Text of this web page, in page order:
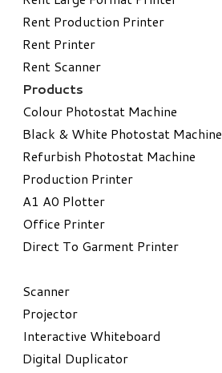
Rent Production Printer
Rent Printer
Rent Scanner
Products
Colour Photostat Machine
Black & White Photostat Machine
Refurbish Photostat Machine
​Production Printer
A1 A0 Plotter
​Office Printer
Direct To Garment Printer
​Scanner
Projector
Interactive Whiteboard
Digital Duplicator